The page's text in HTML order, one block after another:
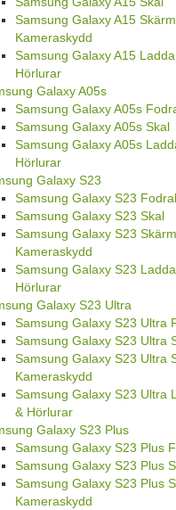
Samsung Galaxy A15
Kameraskydd
Samsung Galaxy A15
Hörlurar
Galaxy A05s
Samsung Galaxy A05s
Samsung Galaxy A05s Skal
Samsung Galaxy A05s
Hörlurar
Galaxy S23
Samsung Galaxy S23 Fodral
Samsung Galaxy S23 Skal
Samsung Galaxy S23
Kameraskydd
Samsung Galaxy S23
Hörlurar
Galaxy S23 Ultra
Samsung Galaxy S23 Ultra
Samsung Galaxy S23 Ultra
Samsung Galaxy S23 Ultra
Kameraskydd
Samsung Galaxy S23 Ultra
& Hörlurar
Galaxy S23 Plus
Samsung Galaxy S23 Plus
Samsung Galaxy S23 Plus
Samsung Galaxy S23 Plus
Kameraskydd